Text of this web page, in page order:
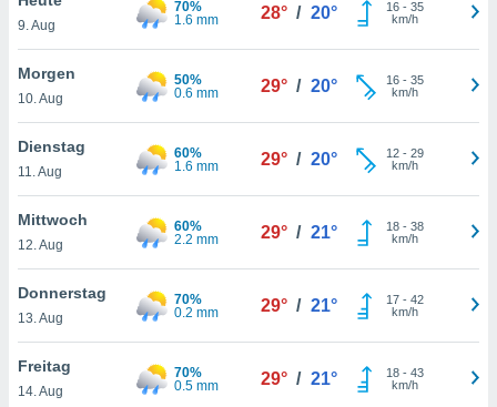
oder
Partner
es uns
das
der
Profil zu
Ihnen
finden
. Sie
jederzeit
9. Aug
70%
1.6 mm
28° / 20° 16- 35
km/h
Morgen
10. Aug
50%
0.6 mm
29° / 20° 16- 35
km/h
Dienstag
11. Aug
60%
1.6 mm
29° / 20° 12- 29
km/h
Mittwoch
12. Aug
60%
2.2 mm
29° / 21° 18- 38
km/h
Donnerstag
13. Aug
70%
0.2 mm
29° / 21° 17- 42
km/h
Freitag
14. Aug
70%
0.5 mm
29° / 21° 18- 43
km/h